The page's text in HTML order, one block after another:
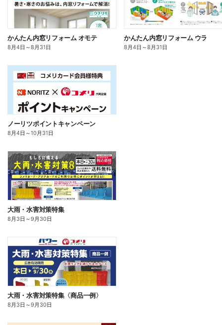
かんたん内窓リフォーム オモテ
8月4日 ～8月31日
かんたん内窓リフォーム ウラ
8月4日 ～8月31日
ノーリツポイントキャンペーン
8月4日 ～10月31日
大雨・水害対策特集
8月3日 ～9月30日
大雨・水害対策特集〈商品一例〉
8月3日 ～9月30日